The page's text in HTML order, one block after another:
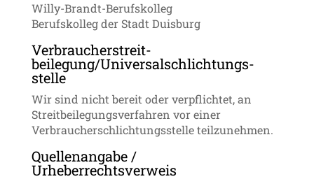
Willy-Brandt-Berufskolleg
Berufskolleg der Stadt Duisburg
Verbraucher­streit­
beilegung/Universal­schlichtungs­
stelle
Wir sind nicht bereit oder verpflichtet, an
Streitbeilegungsverfahren vor einer
Verbraucherschlichtungsstelle teilzunehmen.
Quellenangabe /
Urheberrechtsverweis